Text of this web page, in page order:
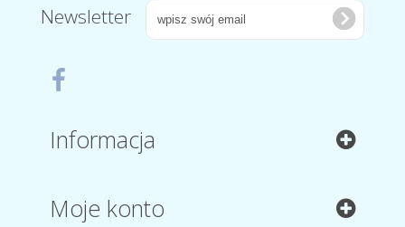
Newsletter
Informacja
Moje konto